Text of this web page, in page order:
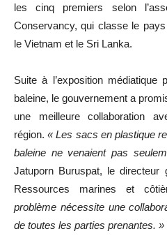
les cinq premiers selon
Conservancy, qui classe le
le Vietnam et le Sri Lanka.
Suite à l’exposition
baleine, le gouvernement a
une meilleure collaboration
région.« Les sacs en plastique
baleine ne venaient pas
Jatuporn Buruspat, le directeur
Ressources marines et
problème nécessite une
de toutes les parties prenantes. »